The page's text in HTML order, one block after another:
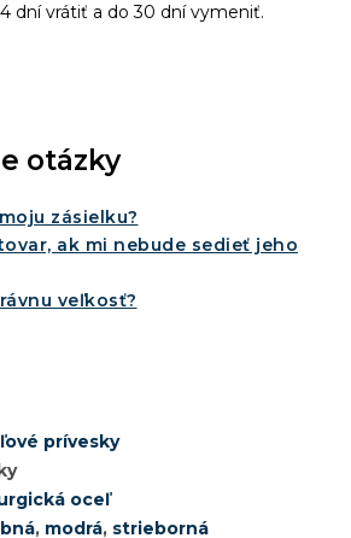
dní vrátiť a do 30 dní vymeniť.
otázky
zásielku?
ak mi nebude sedieť jeho
veľkosť?
prívesky
oceľ
, modrá, strieborná